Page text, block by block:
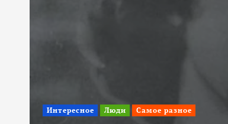
Интересное Люди Самое разное